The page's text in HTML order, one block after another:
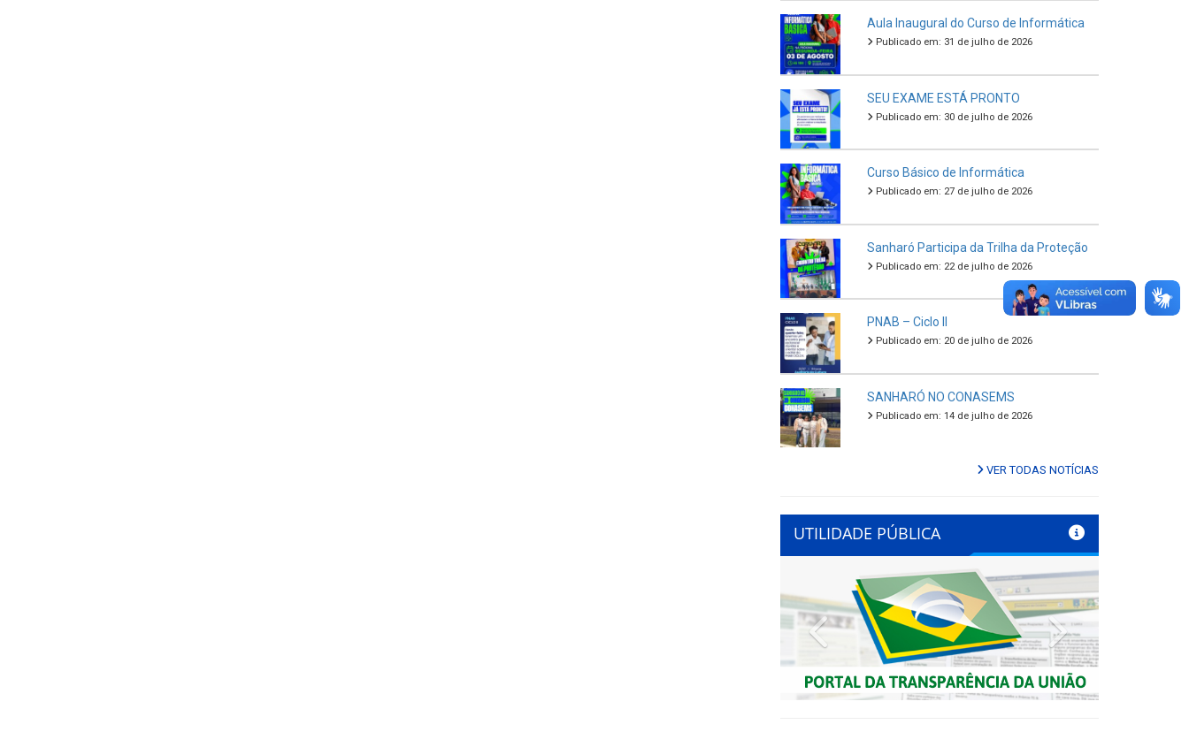
Aula Inaugural do Curso de Informática
Publicado em: 31 de julho de 2026
SEU EXAME ESTÁ PRONTO
Publicado em: 30 de julho de 2026
Curso Básico de Informática
Publicado em: 27 de julho de 2026
Sanharó Participa da Trilha da Proteção
Publicado em: 22 de julho de 2026
PNAB – Ciclo II
Publicado em: 20 de julho de 2026
SANHARÓ NO CONASEMS
Publicado em: 14 de julho de 2026
VER TODAS NOTÍCIAS
UTILIDADE PÚBLICA
Previous Next